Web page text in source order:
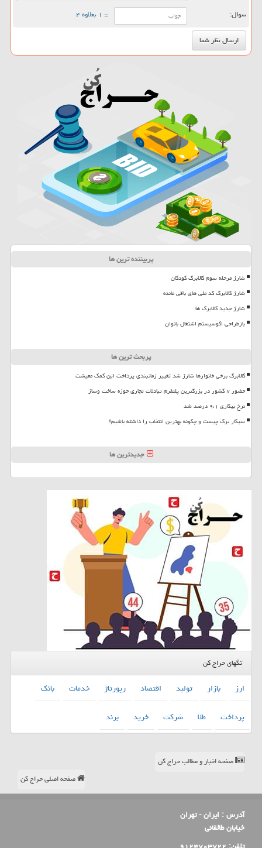
سوال: = ۱ بعلاوه ۴
پربیننده ترین ها
شارژ مرحله سوم کالابرگ کودکان
شارژ کالابرگ کد ملی های باقی مانده
شارژ جدید کالابرگ ها
بازطراحی اکوسیستم اشتغال بانوان
پربحث ترین ها
کالابرگ برخی خانوارها شارژ شد تغییر زمانبندی پرداخت این کمک معیشت
حضور ۷ کشور در بزرگترین پلتفرم تبادلات تجاری حوزه ساخت وساز
نرخ بیکاری ۹،۱ درصد شد
سیگار برگ چیست و چگونه بهترین انتخاب را داشته باشیم؟
جدیدترین ها
تگهای حراج کن
ارز بازار تولید اقتصاد رپورتاژ خدمات
بانك
پرداخت
طلا شركت خرید برند
صفحه اخبار و مطالب حراج کن
صفحه اصلی حراج کن
آدرس : ایران - تهران
خیابان طالقانی